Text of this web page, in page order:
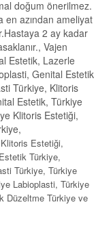
doğum önerilmez.
en azından ameliyat
2 ay kadar
Vajen
Estetik, Lazerle
Genital Estetik
Türkiye, Klitoris
Estetik, Türkiye
Klitoris Estetiği,
Estetiği,
Türkiye,
Türkiye, Türkiye
Labioplasti, Türkiye
Düzeltme Türkiye ve